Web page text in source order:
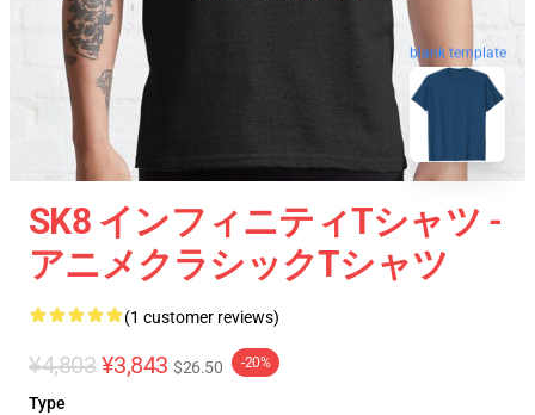
blank template
SK8 インフィニティTシャツ -
アニメクラシックTシャツ
(1 customer reviews)
¥4,803 ¥3,843 $26.50 -20%
Type